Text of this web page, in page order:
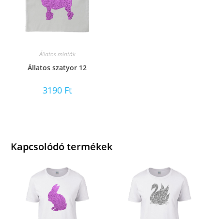
Állatos minták
Állatos szatyor 12
3190 Ft
Kapcsolódó termékek